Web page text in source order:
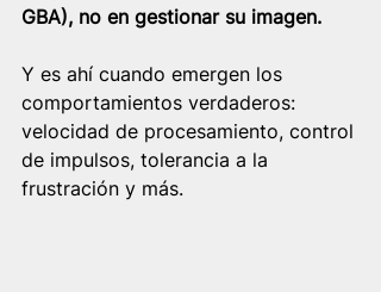
GBA), no en gestionar su imagen.
Y es ahí cuando emergen los
comportamientos verdaderos:
velocidad de procesamiento, control
de impulsos, tolerancia a la
frustración y más.